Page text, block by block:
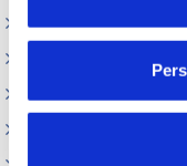
volontà in relazione
REACH e CLP
Sicurezza Prodotti
Codici doganali e accise